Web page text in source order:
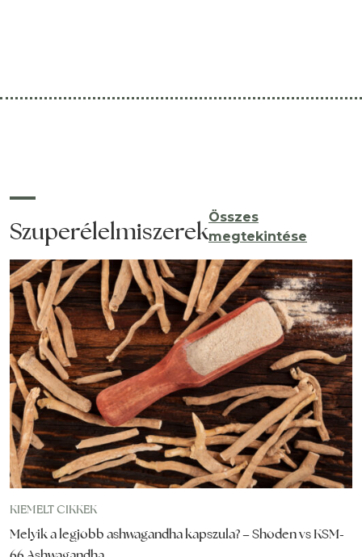
SzuperélelmiszerekÖsszes
megtekintése
KIEMELT CIKKEK
Melyik a legjobb ashwagandha kapszula? – Shoden vs KSM-